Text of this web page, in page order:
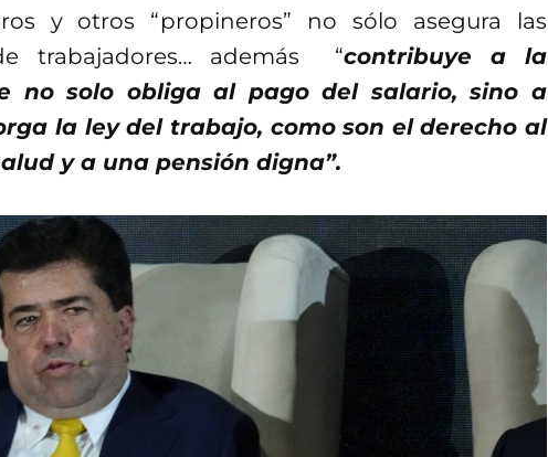
y otros “propineros” no sólo asegura las
trabajadores… además “contribuye a la
no solo obliga al pago del salario, sino a
la ley del trabajo, como son el derecho al
y a una pensión digna”.